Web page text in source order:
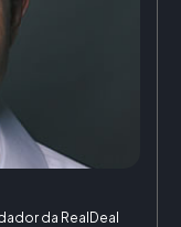
da RealDeal